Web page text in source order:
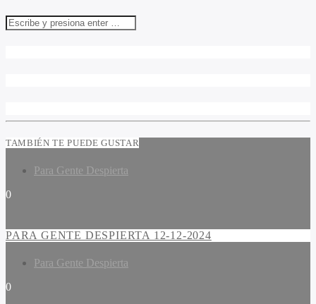
TAMBIÉN TE PUEDE GUSTAR
Para Gente Despierta
0
PARA GENTE DESPIERTA 12-12-2024
Para Gente Despierta
0